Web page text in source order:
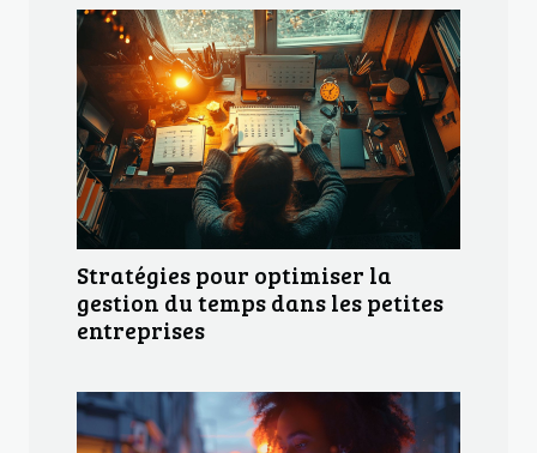
Stratégies pour optimiser la
gestion du temps dans les petites
entreprises